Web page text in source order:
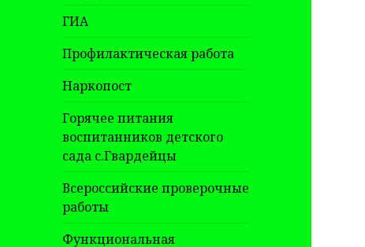
ГИА
Профилактическая работа
Наркопост
Горячее питания
воспитанников детского
сада с.Гвардейцы
Всероссийские проверочные
работы
Функциональная